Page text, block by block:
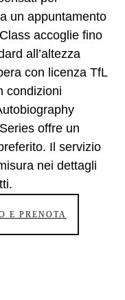
un appuntamento
accoglie fino
all’altezza
con licenza TfL
condizioni
offre un
Il servizio
nei dettagli
E PRENOTA